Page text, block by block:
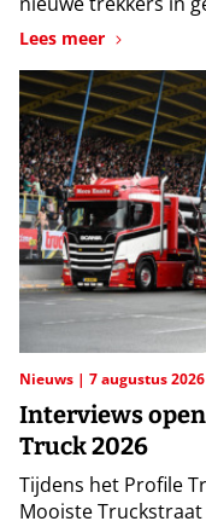
Lees meer
Nieuws 7 augustus 2026
Interviews
Truck 2026
Tijdens het Profile
Mooiste Truckstraat